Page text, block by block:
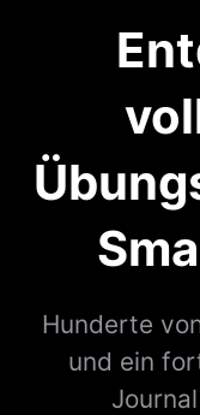
Hunderte
und ein